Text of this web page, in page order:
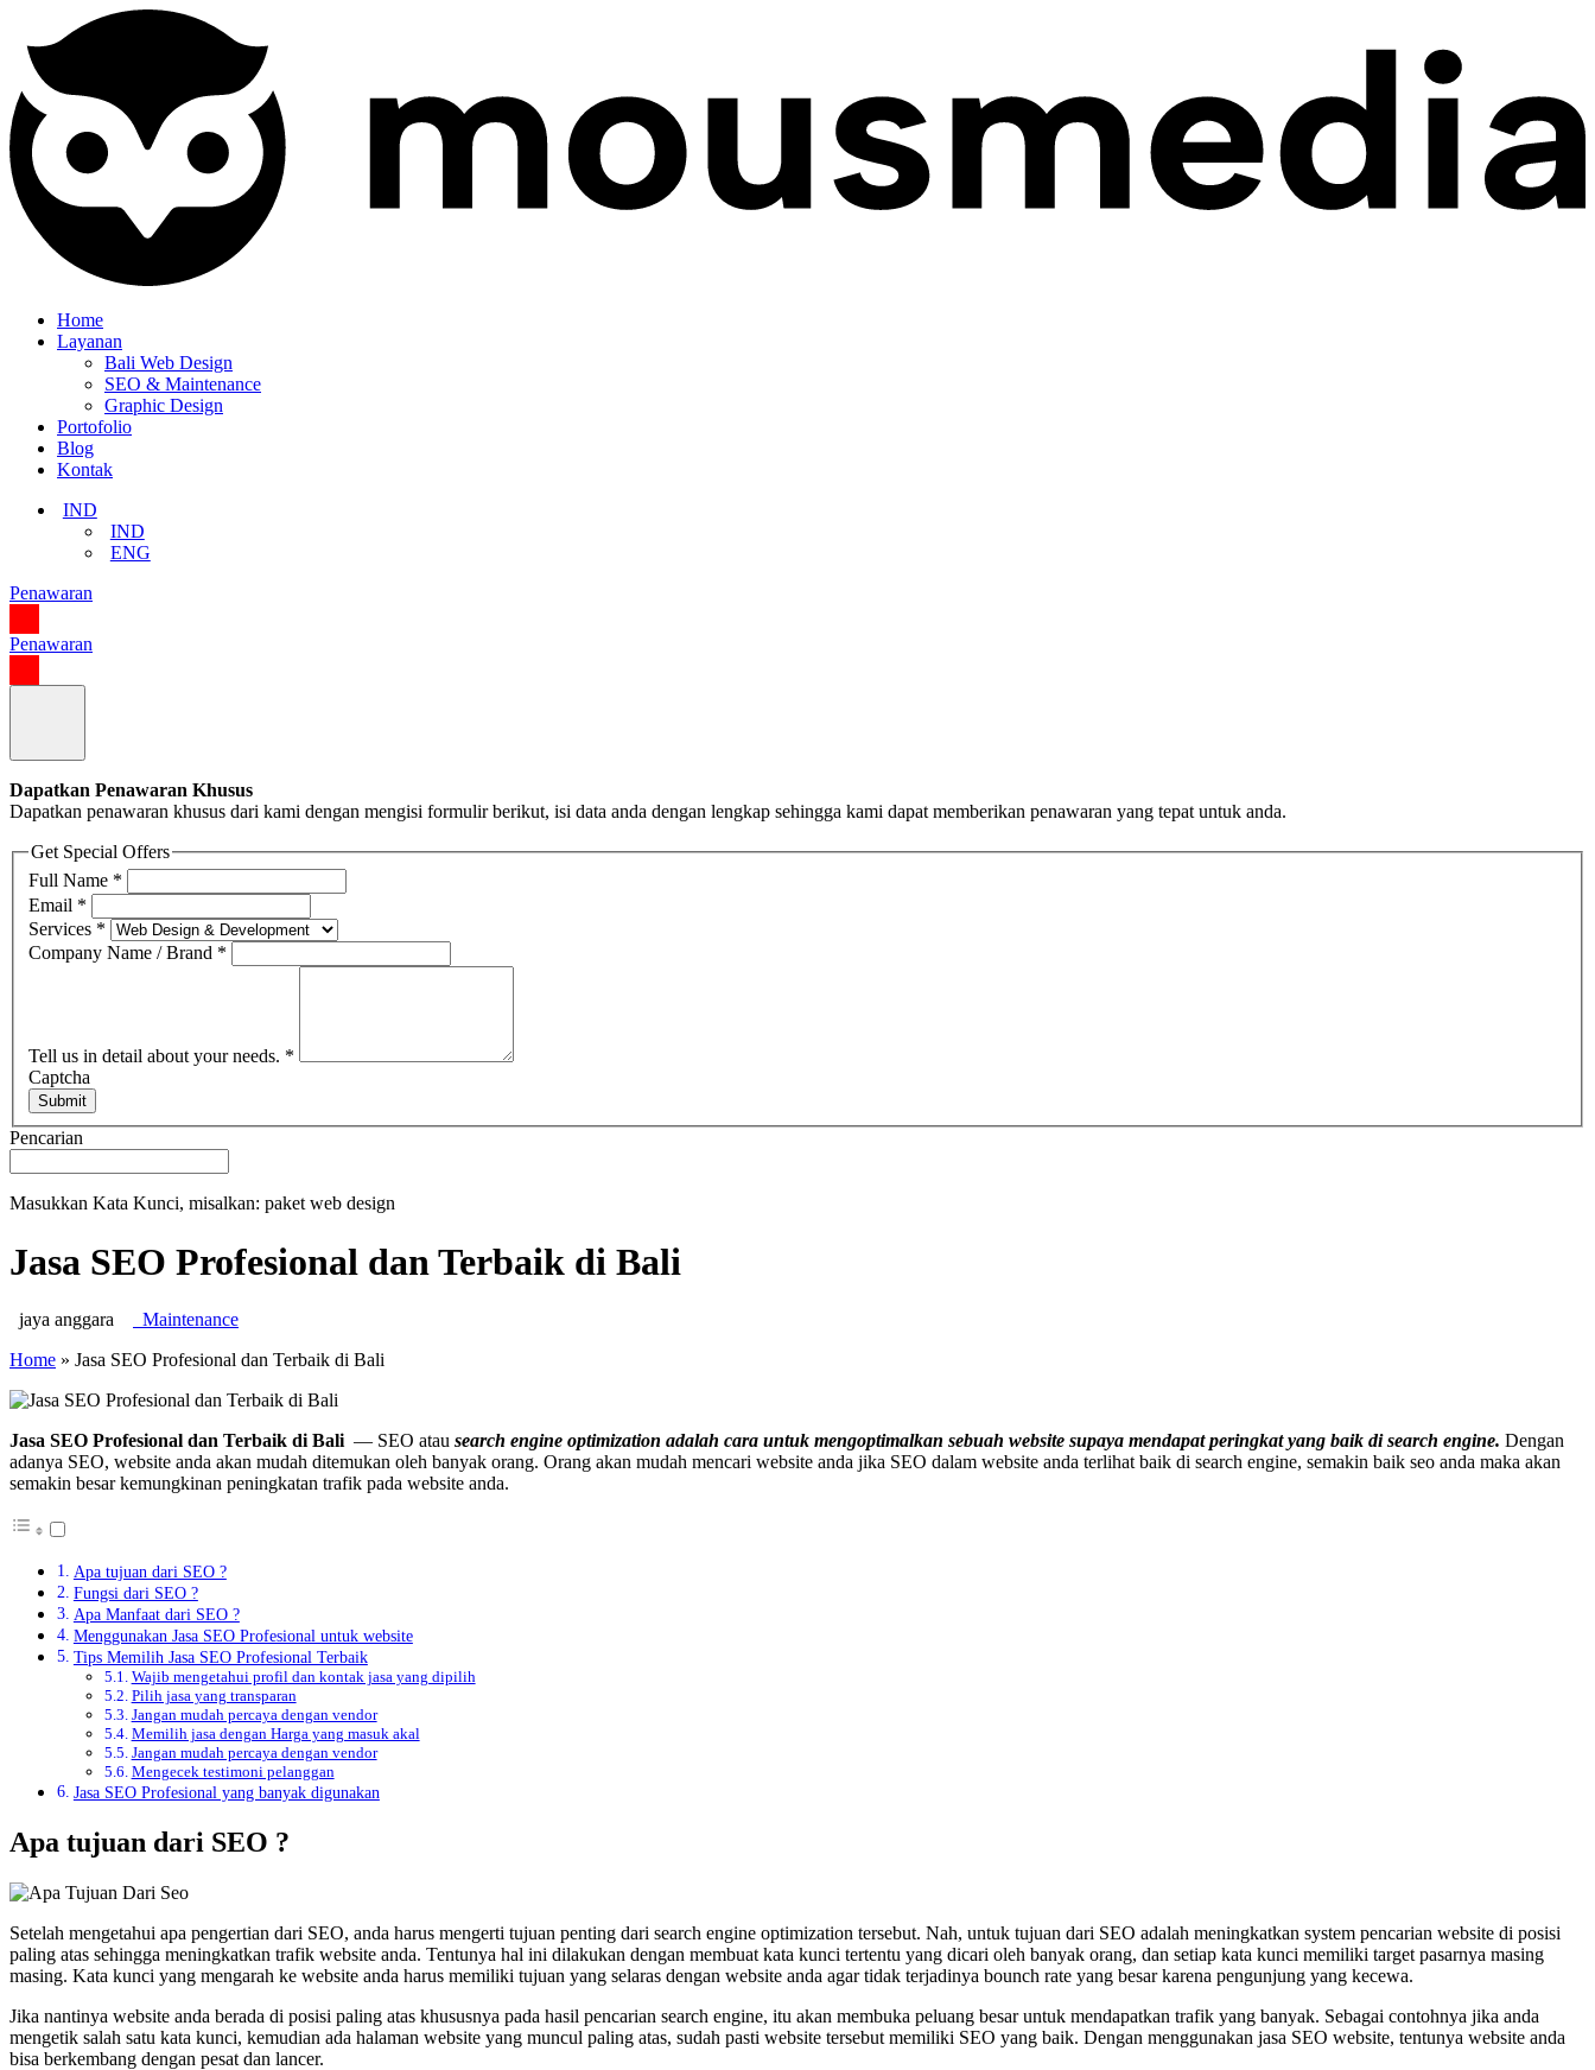
Home
Layanan
Bali Web Design
SEO & Maintenance
Graphic Design
Portofolio
Blog
Kontak
IND
IND
ENG
Penawaran
Penawaran
Dapatkan Penawaran Khusus
Dapatkan penawaran khusus dari kami dengan mengisi formulir berikut, isi data anda dengan lengkap sehingga kami dapat memberikan penawaran yang tepat untuk anda.
Get Special Offers
Full Name *
Email *
Services *
Company Name / Brand *
Tell us in detail about your needs. *
Captcha
Submit
Pencarian
Masukkan Kata Kunci, misalkan: paket web design
Jasa SEO Profesional dan Terbaik di Bali
jaya anggara
Maintenance
Home » Jasa SEO Profesional dan Terbaik di Bali
Jasa SEO Profesional dan Terbaik di Bali — SEO atau search engine optimization adalah cara untuk mengoptimalkan sebuah website supaya mendapat peringkat yang baik di search engine. Dengan
adanya SEO, website anda akan mudah ditemukan oleh banyak orang. Orang akan mudah mencari website anda jika SEO dalam website anda terlihat baik di search engine, semakin baik seo anda maka akan
semakin besar kemungkinan peningkatan trafik pada website anda.
Apa tujuan dari SEO ?
Fungsi dari SEO ?
Apa Manfaat dari SEO ?
Menggunakan Jasa SEO Profesional untuk website
Tips Memilih Jasa SEO Profesional Terbaik
Wajib mengetahui profil dan kontak jasa yang dipilih
Pilih jasa yang transparan
Jangan mudah percaya dengan vendor
Memilih jasa dengan Harga yang masuk akal
Jangan mudah percaya dengan vendor
Mengecek testimoni pelanggan
Jasa SEO Profesional yang banyak digunakan
Apa tujuan dari SEO ?
Setelah mengetahui apa pengertian dari SEO, anda harus mengerti tujuan penting dari search engine optimization tersebut. Nah, untuk tujuan dari SEO adalah meningkatkan system pencarian website di posisi
paling atas sehingga meningkatkan trafik website anda. Tentunya hal ini dilakukan dengan membuat kata kunci tertentu yang dicari oleh banyak orang, dan setiap kata kunci memiliki target pasarnya masing
masing. Kata kunci yang mengarah ke website anda harus memiliki tujuan yang selaras dengan website anda agar tidak terjadinya bounch rate yang besar karena pengunjung yang kecewa.
Jika nantinya website anda berada di posisi paling atas khususnya pada hasil pencarian search engine, itu akan membuka peluang besar untuk mendapatkan trafik yang banyak. Sebagai contohnya jika anda
mengetik salah satu kata kunci, kemudian ada halaman website yang muncul paling atas, sudah pasti website tersebut memiliki SEO yang baik. Dengan menggunakan jasa SEO website, tentunya website anda
bisa berkembang dengan pesat dan lancer.